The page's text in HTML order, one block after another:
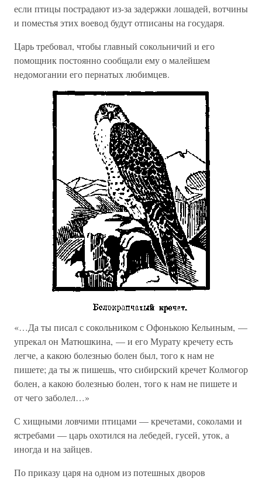
если птицы пострадают из-за задержки лошадей, вотчины
и поместья этих воевод будут отписаны на государя.
Царь требовал, чтобы главный сокольничий и его
помощник постоянно сообщали ему о малейшем
недомогании его пернатых любимцев.
«…Да ты писал с сокольником с Офонькою Кельиным, —
упрекал он Матюшкина, — и его Мурату кречету есть
легче, а какою болезнью болен был, того к нам не
пишете; да ты ж пишешь, что сибирский кречет Колмогор
болен, а какою болезнью болен, того к нам не пишете и
от чего заболел…»
С хищными ловчими птицами — кречетами, соколами и
ястребами — царь охотился на лебедей, гусей, уток, а
иногда и на зайцев.
По приказу царя на одном из потешных дворов